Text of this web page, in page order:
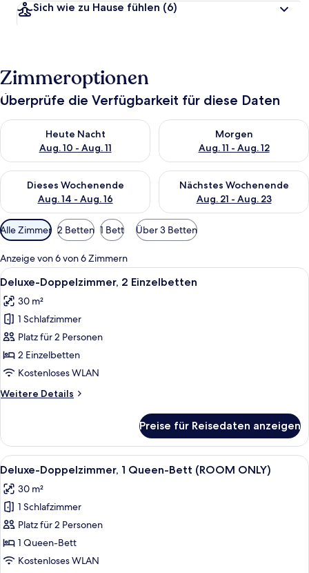
Sich wie zu Hause fühlen (6)
Zimmeroptionen
Überprüfe die Verfügbarkeit für diese Daten
Heute Nacht
Aug. 10 - Aug. 11
Überprüfe die Verfügbarkeit für heute Nacht, Aug. 10 - Aug.
Morgen
Aug. 11 - Aug. 12
Überprüfe die Verfügbarkeit
Dieses Wochenende
Aug. 14 - Aug. 16
Überprüfe die Verfügbarkeit für dieses Wochenende, Aug. 14
Nächstes Wochenende
Aug. 21 - Aug. 23
Überprüfe die Verfügbarkeit
Verfügbare
Filter
für
Zimmer
Alle Zimmer 2 Betten 1 Bett Über 3 Betten
Anzeige von 6 von 6 Zimmern
Alle
Fotos
für
Deluxe-
Doppelzimmer,
2 Einzelbetten
anzeigen
Zimmersafe,
5
Deluxe-Doppelzimmer, 2 Einzelbetten
30 m²
1 Schlafzimmer
Platz für 2 Personen
2 Einzelbetten
Kostenloses WLAN
Weitere Details
Weitere
Doppelzimmer,
2 Einzelbetten
Preise für Reisedaten anzeigen
Alle
Fotos
für
Deluxe-
Doppelzimmer,
1
Queen-
Zimmersafe,
5
Deluxe-Doppelzimmer, 1 Queen-Bett (ROOM ONLY)
30 m²
1 Schlafzimmer
Platz für 2 Personen
1 Queen-Bett
Kostenloses WLAN